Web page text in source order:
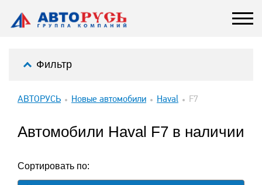
Фильтр
АВТОРУСЬ Новые автомобили Haval F7
Автомобили Haval F7 в наличии
Сортировать по: